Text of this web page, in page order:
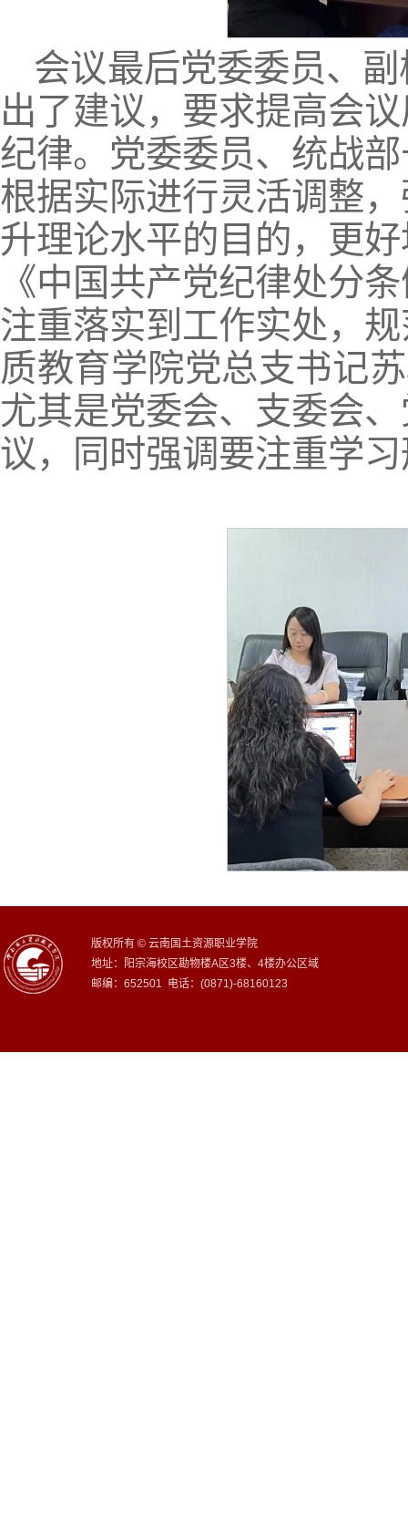
会议最后党委委员、
出了建议，要求提高会
纪律。党委委员、统战
根据实际进行灵活调整
升理论水平的目的，更
《中国共产党纪律处分
注重落实到工作实处，
质教育学院党总支书记
尤其是党委会、支委会
议，同时强调要注重学
版权所有 © 云南国土资源职业学院
地址：阳宗海校区勘物楼A区3楼、4楼办公区域
邮编：652501 电话：(0871)-68160123